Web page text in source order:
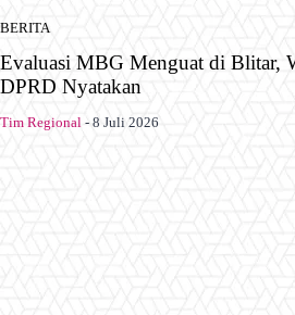
BERITA
Evaluasi MBG Menguat di Blitar,
DPRD Nyatakan
Tim Regional - 8 Juli 2026